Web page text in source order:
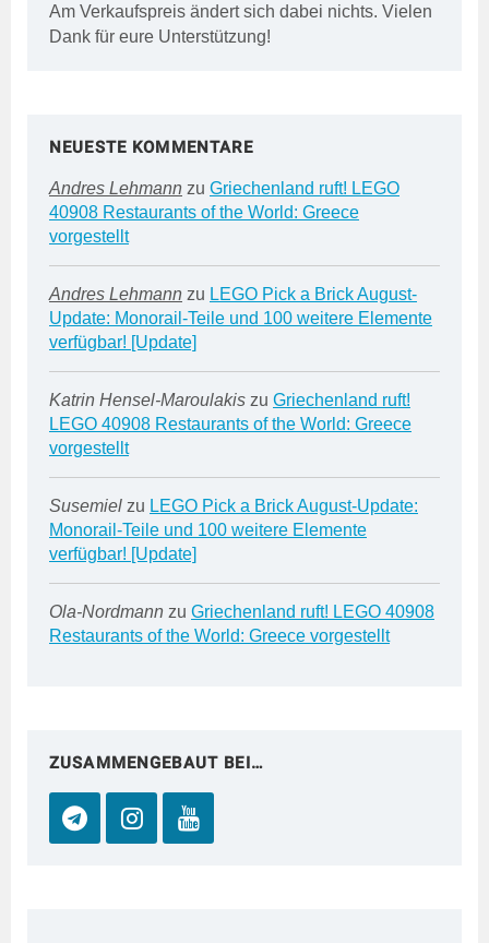
Am Verkaufspreis ändert sich dabei nichts. Vielen
Dank für eure Unterstützung!
NEUESTE KOMMENTARE
Andres Lehmann zu Griechenland ruft! LEGO
40908 Restaurants of the World: Greece
vorgestellt
Andres Lehmann zu LEGO Pick a Brick August-
Update: Monorail-Teile und 100 weitere Elemente
verfügbar! [Update]
Katrin Hensel-Maroulakis zu Griechenland ruft!
LEGO 40908 Restaurants of the World: Greece
vorgestellt
Susemiel zu LEGO Pick a Brick August-Update:
Monorail-Teile und 100 weitere Elemente
verfügbar! [Update]
Ola-Nordmann zu Griechenland ruft! LEGO 40908
Restaurants of the World: Greece vorgestellt
ZUSAMMENGEBAUT BEI…